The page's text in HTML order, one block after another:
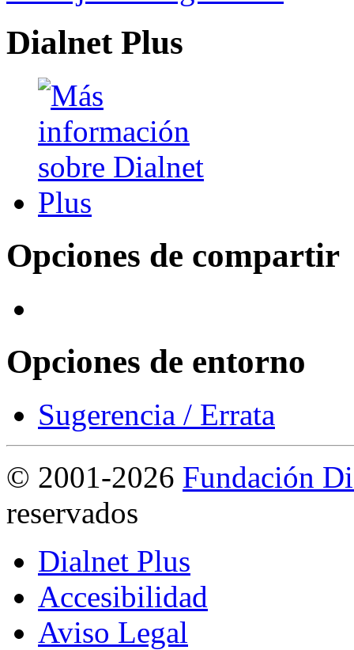
Dialnet Plus
Opciones de compartir
Opciones de entorno
Sugerencia / Errata
© 2001-2026 Fundación
reservados
Dialnet Plus
Accesibilidad
Aviso Legal